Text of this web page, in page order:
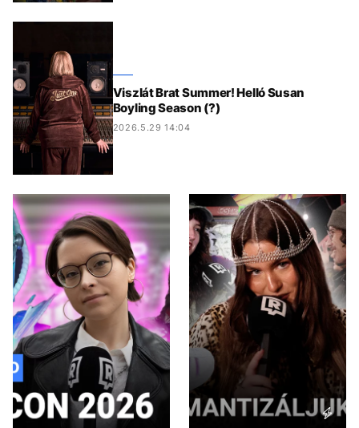
Viszlát Brat Summer! Helló Susan
Boyling Season (?)
2026.5.29 14:04